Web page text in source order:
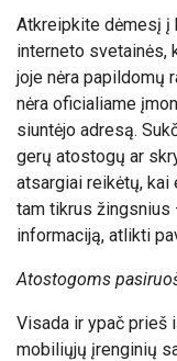
Atkreipkite dėmesį į
interneto svetainės,
joje nėra papildomų
nėra oficialiame
siuntėjo adresą.
gerų atostogų ar
atsargiai reikėtų, kai
tam tikrus žingsnius
informaciją, atlikti
Atostogoms
Visada ir ypač prieš
mobiliųjų įrenginių